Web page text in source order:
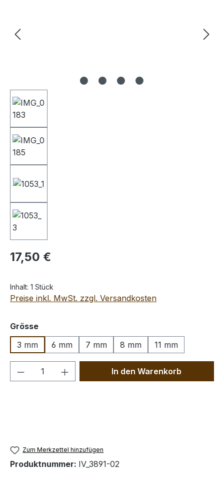
Regulärer Preis:
17,50 €
Inhalt: 1 Stück
Preise inkl. MwSt. zzgl. Versandkosten
Grösseauswählen
3 mm
6 mm 7 mm 8 mm 11 mm
Produkt Anzahl: Gib denIn den Warenkorb
Zum Merkzettel hinzufügen
Produktnummer: IV_3891-02